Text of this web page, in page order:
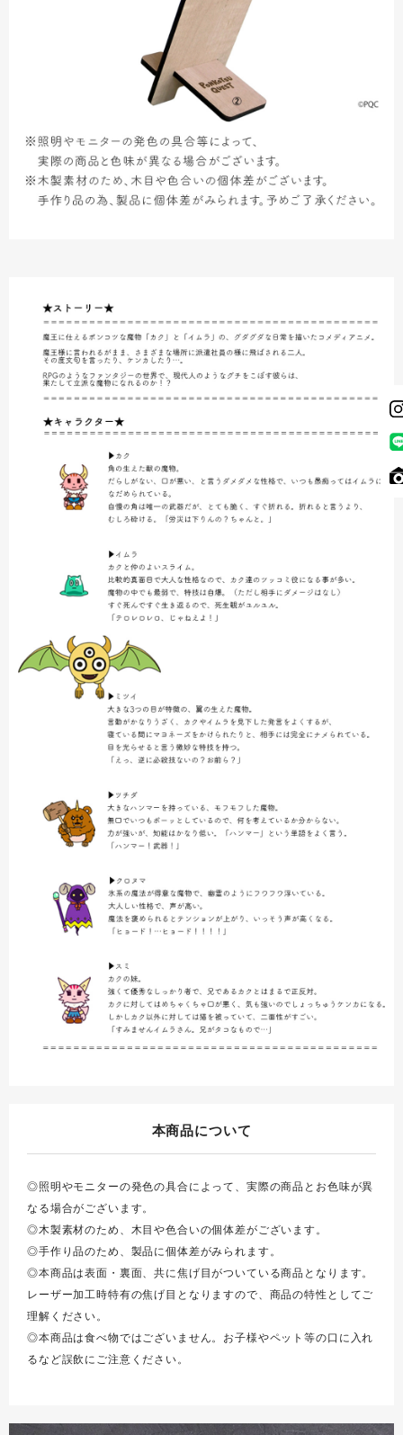
本商品について
◎照明やモニターの発色の具合によって、実際の商品とお色味が異
なる場合がございます。
◎木製素材のため、木目や色合いの個体差がございます。
◎手作り品のため、製品に個体差がみられます。
◎本商品は表面・裏面、共に焦げ目がついている商品となります。
レーザー加工時特有の焦げ目となりますので、商品の特性としてご
理解ください。
◎本商品は食べ物ではございません。お子様やペット等の口に入れ
るなど誤飲にご注意ください。